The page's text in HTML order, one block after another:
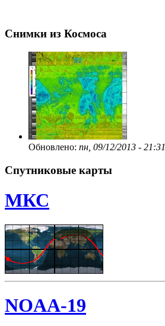
Снимки из Космоса
Обновлено: пн, 09/12/2013 - 21:31
Спутниковые карты
МКС
NOAA-19